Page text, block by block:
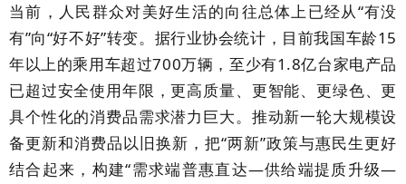
当前，人民群众对美好生活的向往总体上已经从“有没
有”向“好不好”转变。据行业协会统计，目前我国车龄15
年以上的乘用车超过700万辆，至少有1.8亿台家电产品
已超过安全使用年限，更高质量、更智能、更绿色、更
具个性化的消费品需求潜力巨大。推动新一轮大规模设
备更新和消费品以旧换新，把“两新”政策与惠民生更好
结合起来，构建“需求端普惠直达—供给端提质升级—